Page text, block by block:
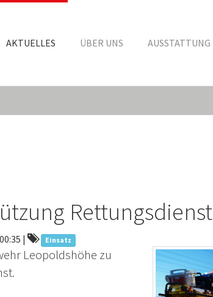
AKTUELLES ÜBER UNS AUSSTATTUNG
Rettungsdienst
| Einsatz
Leopoldshöhe zu